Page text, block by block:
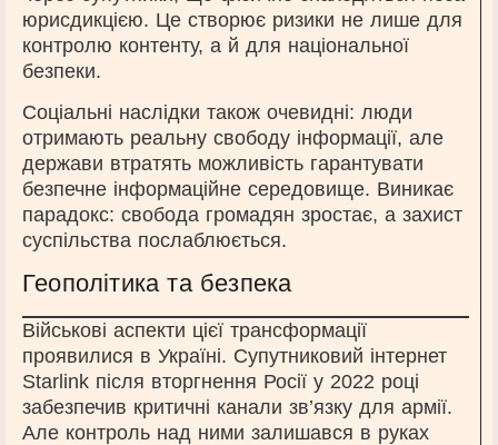
юрисдикцією. Це створює ризики не лише для
контролю контенту, а й для національної
безпеки.
Соціальні наслідки також очевидні: люди
отримають реальну свободу інформації, але
держави втратять можливість гарантувати
безпечне інформаційне середовище. Виникає
парадокс: свобода громадян зростає, а захист
суспільства послаблюється.
Геополітика та безпека
Військові аспекти цієї трансформації
проявилися в Україні. Супутниковий інтернет
Starlink після вторгнення Росії у 2022 році
забезпечив критичні канали зв’язку для армії.
Але контроль над ними залишався в руках